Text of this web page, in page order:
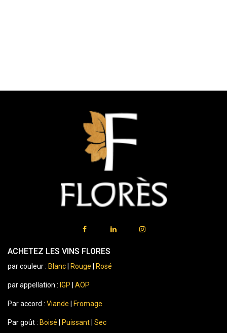
ACHETEZ LES VINS FLORES
par couleur : Blanc Rouge Rosé
par appellation : IGP AOP
Par accord : Viande Fromage
Par goût : Boisé Puissant Sec